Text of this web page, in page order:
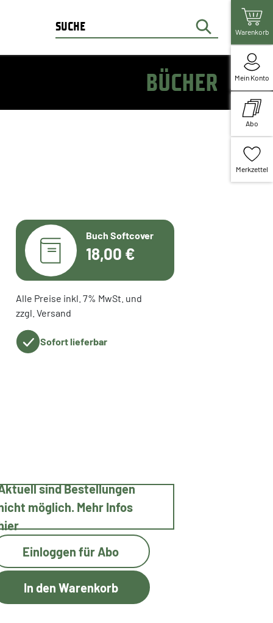
Warenkorb
Mein Konto
Abo
Merkzettel
BÜCHER
Buch Softcover
18,00 €
Alle Preise inkl. 7% MwSt. und
zzgl. Versand
Sofort lieferbar
sind Bestellungen
möglich. Mehr Infos
Einloggen für Abo